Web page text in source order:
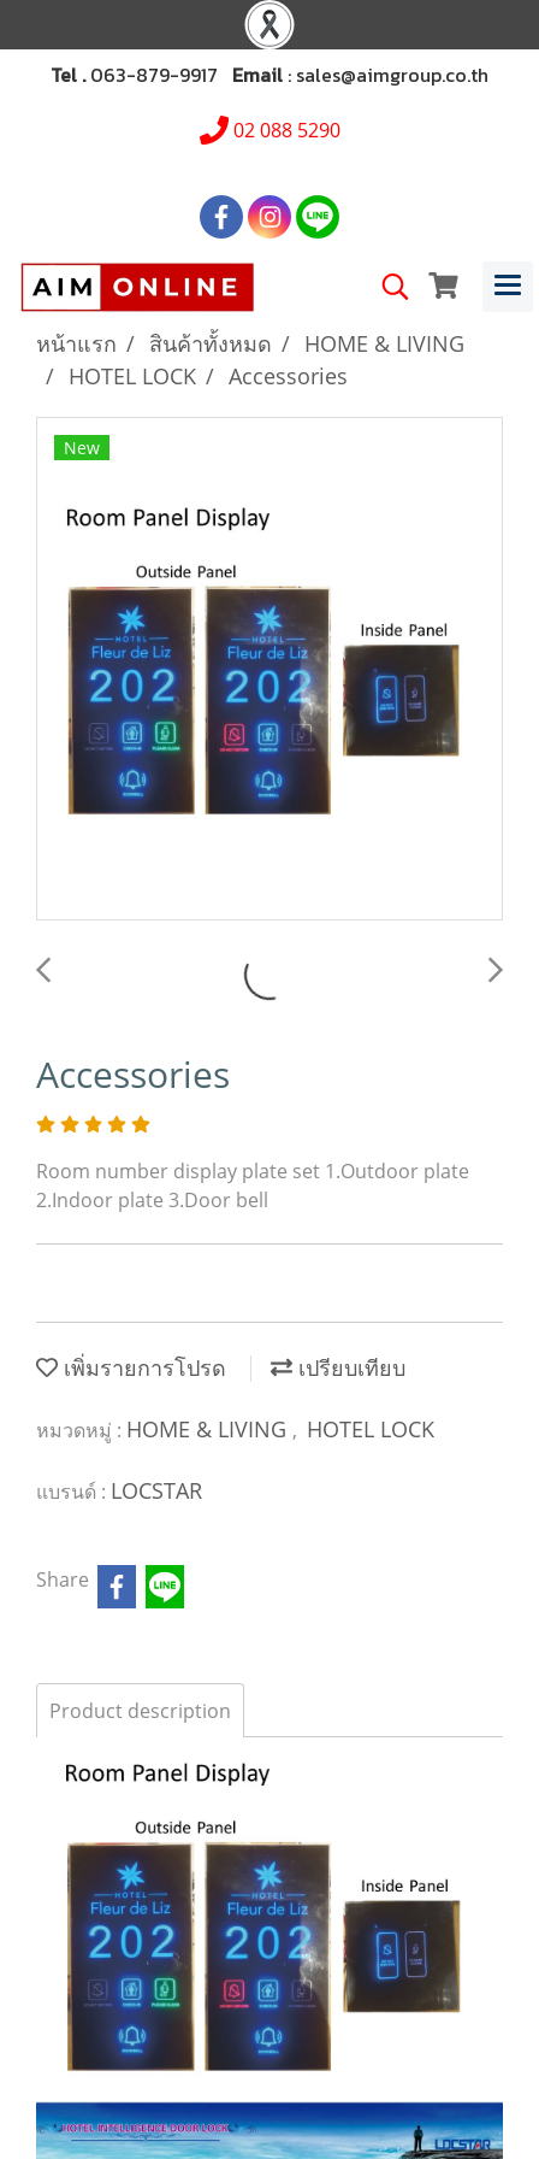
Tel .063-879-9917 Email : sales@aimgroup.co.th
02 088 5290
หน้าแรก สินค้าทั้งหมด
HOME & LIVING
HOTEL LOCK
Accessories
New
Accessories
Room number display plate set 1.Outdoor plate
2.Indoor plate 3.Door bell
เพิ่มรายการโปรด เปรียบเทียบ
หมวดหมู่ : HOME & LIVING , HOTEL LOCK
แบรนด์ : LOCSTAR
Share
Product description